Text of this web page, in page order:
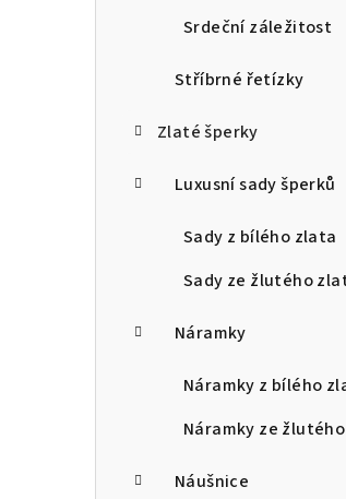
Srdeční záležitost
Stříbrné řetízky
Zlaté šperky
Luxusní sady šperků
Sady z bílého zlata
Sady ze žlutého
Náramky
Náramky z bílého
Náramky ze
Náušnice